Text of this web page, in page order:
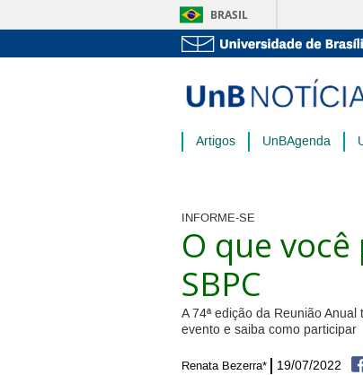
BRASIL
Artigos UnBAgenda
INFORME-SE
O que
SBPC
A 74ª edição da Reunião
evento e saiba como participar
Renata Bezerra* 19/07/2022